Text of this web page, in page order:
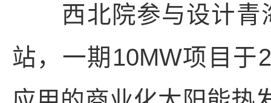
西北院参与设计青海
站，一期10MW项目于